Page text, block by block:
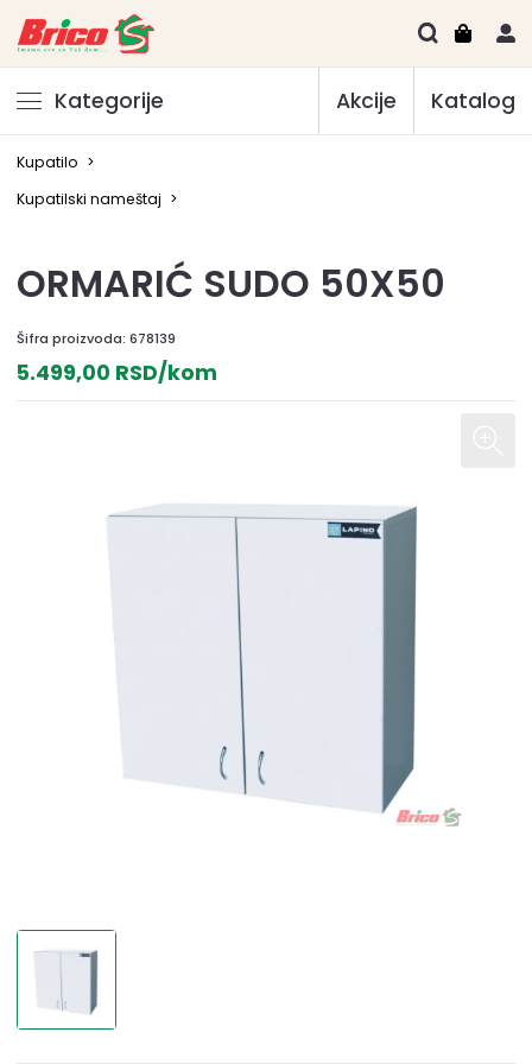
Kategorije Akcije Katalog
Kupatilo >
Kupatilski nameštaj >
ORMARIĆ SUDO 50X50
Šifra proizvoda: 678139
5.499,00 RSD/kom